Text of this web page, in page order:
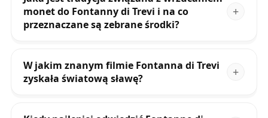
monet do Fontanny di Trevi i na co
przeznaczane są zebrane środki?
W jakim znanym filmie Fontanna di Trevi
zyskała światową sławę?